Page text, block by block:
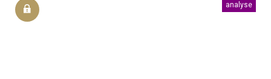
analyse